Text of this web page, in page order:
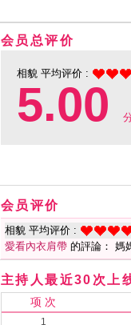
会员总评价
相貌 平均评价 :
5.00
会员评价
相貌 平均评价 :
愛看內衣肩帶 的評論： 媽
主持人最近30次上
项 次
1